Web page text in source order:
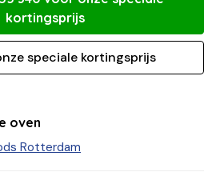
kortingsprijs
speciale kortingsprijs
oven
Rotterdam